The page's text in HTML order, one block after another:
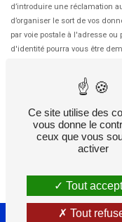
d’introduire une réclamation
d’organiser le sort de vos
par voie postale à l'adresse
d'identité pourra vous être
période de prise de contact
probatoires et de gestion des
la liste d'opposition au
. Consultez le
Ce site utilise des
vous donne le
ceux que vous
activer
Tout
Tout